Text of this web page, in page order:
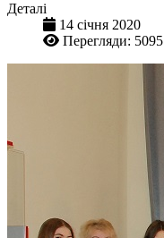
Деталі
14 січня 2020
Перегляди: 5095